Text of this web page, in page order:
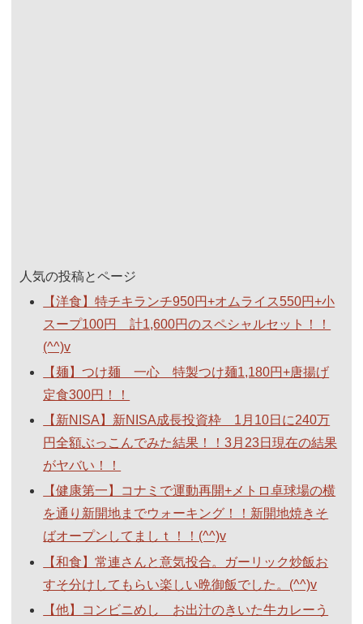
人気の投稿とページ
【洋食】特チキランチ950円+オムライス550円+小
スープ100円 計1,600円のスペシャルセット！！
(^^)v
【麺】つけ麺 一心 特製つけ麺1,180円+唐揚げ
定食300円！！
【新NISA】新NISA成長投資枠 1月10日に240万
円全額ぶっこんでみた結果！！3月23日現在の結果
がヤバい！！
【健康第一】コナミで運動再開+メトロ卓球場の横
を通り新開地までウォーキング！！新開地焼きそ
ばオープンしてましｔ！！(^^)v
【和食】常連さんと意気投合。ガーリック炒飯お
すそ分けしてもらい楽しい晩御飯でした。(^^)v
【他】コンビニめし お出汁のきいた牛カレーう